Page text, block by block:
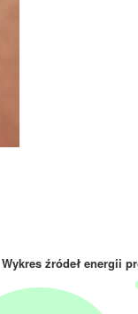
Wykres źródeł energii